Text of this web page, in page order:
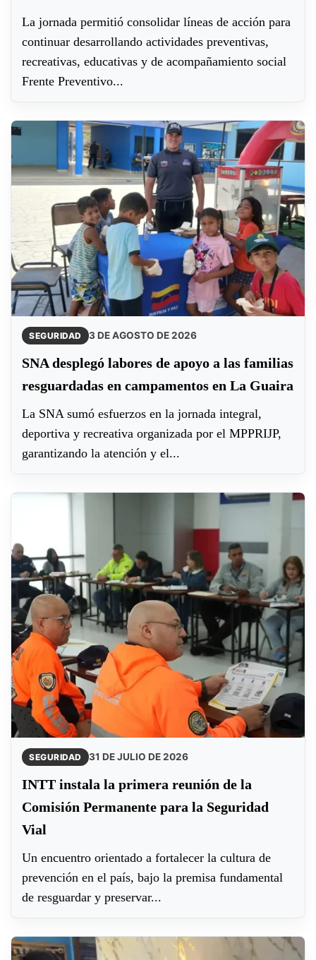
La jornada permitió consolidar líneas de acción para
continuar desarrollando actividades preventivas,
recreativas, educativas y de acompañamiento social
Frente Preventivo...
SEGURIDAD 3 DE AGOSTO DE 2026
SNA desplegó labores de apoyo a las familias
resguardadas en campamentos en La Guaira
La SNA sumó esfuerzos en la jornada integral,
deportiva y recreativa organizada por el MPPRIJP,
garantizando la atención y el...
SEGURIDAD 31 DE JULIO DE 2026
INTT instala la primera reunión de la
Comisión Permanente para la Seguridad
Vial
Un encuentro orientado a fortalecer la cultura de
prevención en el país, bajo la premisa fundamental
de resguardar y preservar...